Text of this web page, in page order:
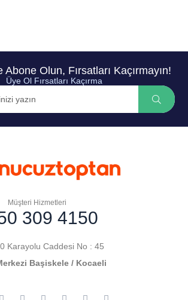
Olun, Fırsatları Kaçırmayın!
Üye Ol Fırsatları Kaçırma
Müşteri Hizmetleri
309 4150
Karayolu Caddesi No : 45
Başiskele / Kocaeli